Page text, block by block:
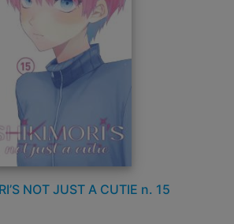
NOT JUST A CUTIE n. 15